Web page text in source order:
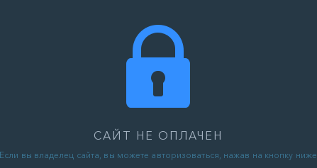
САЙТ НЕ ОПЛАЧЕН
Если вы владелец сайта, вы можете авторизоваться, нажав на кнопку ниже